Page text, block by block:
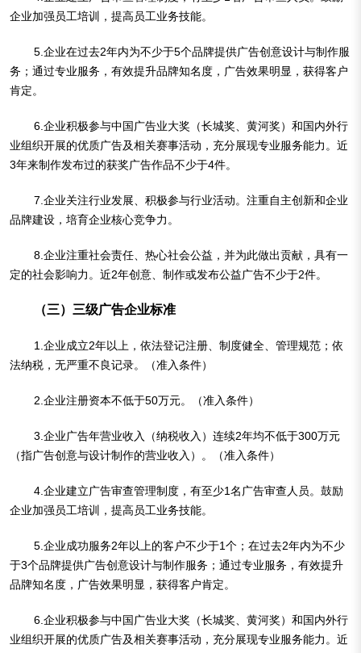
企业加强员工培训，提高员工业务技能。
5.企业在过去2年内为不少于5个品牌提供广告创意设计与制作服
务；通过专业服务，有效提升品牌知名度，广告效果明显，获得客户
肯定。
6.企业积极参与中国广告业大奖（长城奖、黄河奖）和国内外行
业组织开展的优质广告及相关赛事活动，充分展现专业服务能力。近
3年来制作发布过的获奖广告作品不少于4件。
7.企业关注行业发展、积极参与行业活动。注重自主创新和企业
品牌建设，培育企业核心竞争力。
8.企业注重社会责任、热心社会公益，并为此做出贡献，具有一
定的社会影响力。近2年创意、制作或发布公益广告不少于2件。
（三）三级广告企业标准
1.企业成立2年以上，依法登记注册、制度健全、管理规范；依
法纳税，无严重不良记录。（准入条件）
2.企业注册资本不低于50万元。（准入条件）
3.企业广告年营业收入（纳税收入）连续2年均不低于300万元
（指广告创意与设计制作的营业收入）。（准入条件）
4.企业建立广告审查管理制度，有至少1名广告审查人员。鼓励
企业加强员工培训，提高员工业务技能。
5.企业成功服务2年以上的客户不少于1个；在过去2年内为不少
于3个品牌提供广告创意设计与制作服务；通过专业服务，有效提升
品牌知名度，广告效果明显，获得客户肯定。
6.企业积极参与中国广告业大奖（长城奖、黄河奖）和国内外行
业组织开展的优质广告及相关赛事活动，充分展现专业服务能力。近